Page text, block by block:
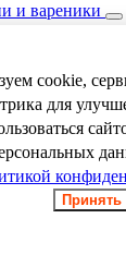
и вареники
весь раздел
cookie,
для
Принять